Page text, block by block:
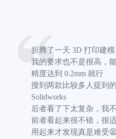
折腾了一天 3D 打印建
我的要求也不是很高，
精度达到 0.2mm 就行
搜到两款比较多人提到
Solidworks
后者看了下太复杂，我
前者看起来很不错，很
用起来才发现真是难受